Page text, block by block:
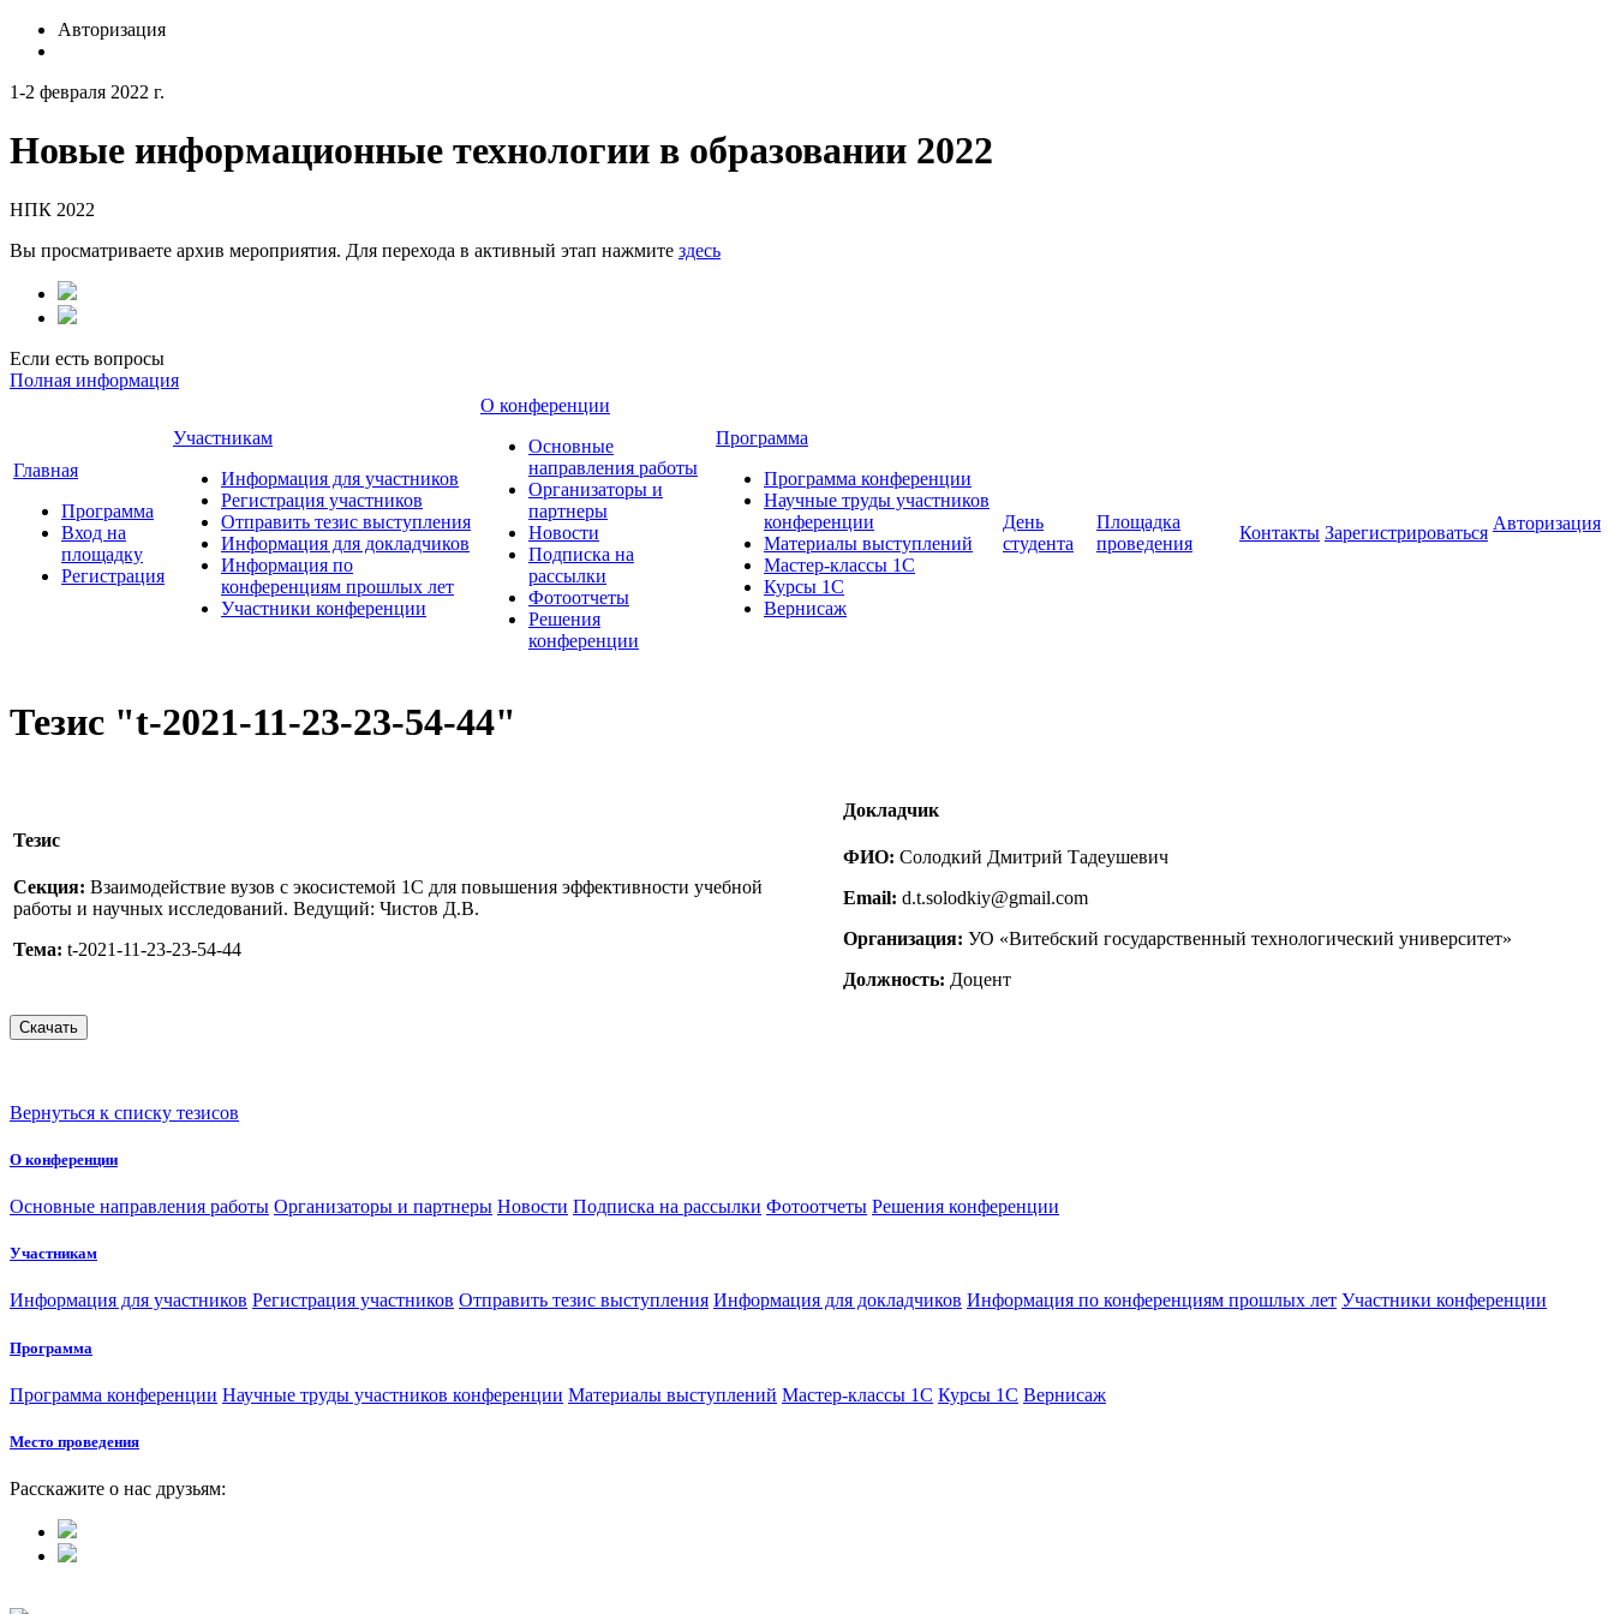
Авторизация
1-2 февраля 2022 г.
Новые информационные технологии в образовании 2022
НПК 2022
Вы просматриваете архив мероприятия. Для перехода в активный этап нажмите здесь
Если есть вопросы
Полная информация
Главная
Программа
Вход на
площадку
Регистрация
Участникам
Информация для участников
Регистрация участников
Отправить тезис выступления
Информация для докладчиков
Информация по
конференциям прошлых лет
Участники конференции
О конференции
Основные
направления работы
Организаторы и
партнеры
Новости
Подписка на
рассылки
Фотоотчеты
Решения
конференции
Программа
Программа конференции
Научные труды участников
конференции
Материалы выступлений
Мастер-классы 1С
Курсы 1С
Вернисаж
День
студента
Площадка
проведения
Контакты Зарегистрироваться Авторизация
Тезис "t-2021-11-23-23-54-44"
Тезис
Секция: Взаимодействие вузов с экосистемой 1С для повышения эффективности учебной
работы и научных исследований. Ведущий: Чистов Д.В.
Тема: t-2021-11-23-23-54-44
Докладчик
ФИО: Солодкий Дмитрий Тадеушевич
Email: d.t.solodkiy@gmail.com
Организация: УО «Витебский государственный технологический университет»
Должность: Доцент
Вернуться к списку тезисов
О конференции
Основные направления работы Организаторы и партнеры Новости Подписка на рассылки Фотоотчеты Решения конференции
Участникам
Информация для участников Регистрация участников Отправить тезис выступления Информация для докладчиков Информация по конференциям прошлых лет Участники конференции
Программа
Программа конференции Научные труды участников конференции Материалы выступлений Мастер-классы 1С Курсы 1С Вернисаж
Место проведения
Расскажите о нас друзьям: